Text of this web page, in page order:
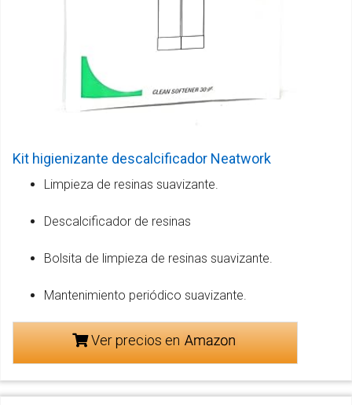
Kit higienizante descalcificador Neatwork
Limpieza de resinas suavizante.
Descalcificador de resinas
Bolsita de limpieza de resinas suavizante.
Mantenimiento periódico suavizante.
Ver precios en